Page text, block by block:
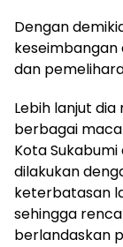
Dengan
dan
Lebih lanjut dia
berbagai
Kota Sukabumi
dilakukan
keterbatasan
sehingga
berlandaskan